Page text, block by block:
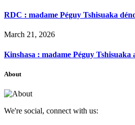
RDC : madame Péguy Tshisuaka
March 21, 2026
Kinshasa : madame Péguy
About
We're social, connect with us: